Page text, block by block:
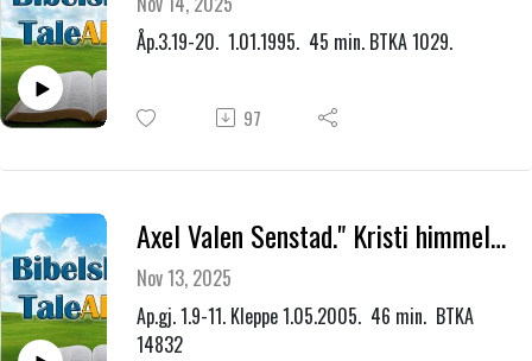
Åp.3.19-20. 1.01.1995. 45 min. BTKA 1029.
97
Axel Valen Senstad." Kristi himmelfart og gjenkomst - vårt levende håp."
Nov 13, 2025
Ap.gj. 1.9-11. Kleppe 1.05.2005. 46 min. BTKA
14832